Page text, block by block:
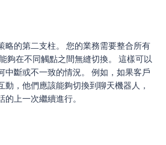
略的第二支柱。 您的業務需要整合所有
夠在不同觸點之間無縫切換。 這樣可以
中斷或不一致的情況。 例如，如果客戶
動，他們應該能夠切換到聊天機器人，
上一次繼續進行。